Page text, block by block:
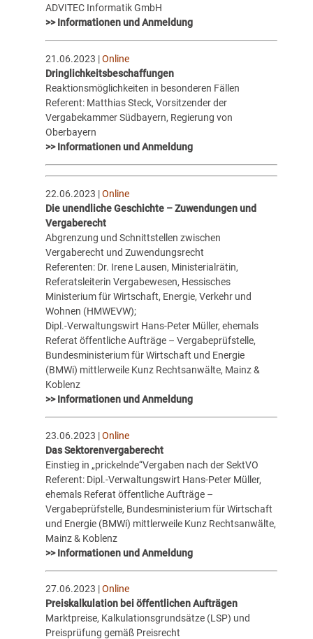
ADVITEC Informatik GmbH
>> Informationen und Anmeldung
21.06.2023 |Online
Dringlichkeitsbeschaffungen
Reaktionsmöglichkeiten in besonderen Fällen
Referent: Matthias Steck, Vorsitzender der
Vergabekammer Südbayern, Regierung von
Oberbayern
>> Informationen und Anmeldung
22.06.2023 |Online
Die unendliche Geschichte – Zuwendungen und
Vergaberecht
Abgrenzung und Schnittstellen zwischen
Vergaberecht und Zuwendungsrecht
Referenten: Dr. Irene Lausen, Ministerialrätin,
Referatsleiterin Vergabewesen, Hessisches
Ministerium für Wirtschaft, Energie, Verkehr und
Wohnen (HMWEVW);
Dipl.-Verwaltungswirt Hans-Peter Müller, ehemals
Referat öffentliche Aufträge – Vergabeprüfstelle,
Bundesministerium für Wirtschaft und Energie
(BMWi) mittlerweile Kunz Rechtsanwälte, Mainz &
Koblenz
>> Informationen und Anmeldung
23.06.2023 |Online
Das Sektorenvergaberecht
Einstieg in „prickelnde“Vergaben nach der SektVO
Referent: Dipl.-Verwaltungswirt Hans-Peter Müller,
ehemals Referat öffentliche Aufträge –
Vergabeprüfstelle, Bundesministerium für Wirtschaft
und Energie (BMWi) mittlerweile Kunz Rechtsanwälte,
Mainz & Koblenz
>> Informationen und Anmeldung
27.06.2023 |Online
Preiskalkulation bei öffentlichen Aufträgen
Marktpreise, Kalkulationsgrundsätze (LSP) und
Preisprüfung gemäß Preisrecht